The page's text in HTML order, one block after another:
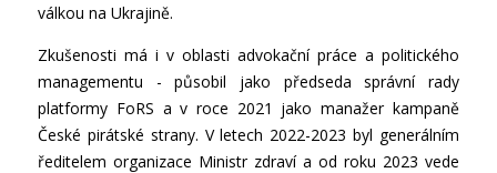
válkou na Ukrajině.
Zkušenosti má i v oblasti advokační práce a politického
managementu - působil jako předseda správní rady
platformy FoRS a v roce 2021 jako manažer kampaně
České pirátské strany. V letech 2022-2023 byl generálním
ředitelem organizace Ministr zdraví a od roku 2023 vede